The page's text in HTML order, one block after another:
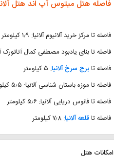
فاصله هتل میتوس آپ اند هتل
فاصله تا مرکز خرید آلانیوم آلانیا: ۱٫۹ کیلومتر
فاصله تا بنای یادبود مصطفی کمال آتاتورک آلانیا: ۴
فاصله تابرج سرخ آلانیا: ۵ کیلومتر
فاصله تا موزه باستان شناسی آلانیا: ۵٫۵ کیلومتر
فاصله تا فانوس دریایی آلانیا: ۵٫۶ کیلومتر
فاصله تاقلعه آلانیا: ۷٫۸ کیلومتر
امکانات هتل